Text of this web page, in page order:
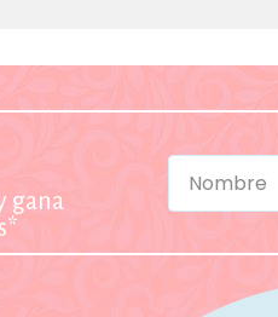
gana